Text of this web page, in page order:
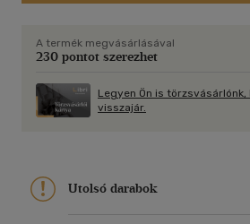
A termék megvásárlásával
230 pontot szerezhet
Legyen Ön is törzsvásárlónk,
visszajár.
Utolsó darabok